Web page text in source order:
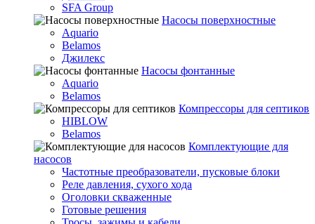
SFA Group
Насосы поверхностные
Aquario
Belamos
Джилекс
Насосы фонтанные
Aquario
Belamos
Компрессоры для септиков
HIBLOW
Belamos
Комплектующие для
насосов
Частотные преобразователи, пусковые блоки
Реле давления, сухого хода
Оголовки скваженные
Готовые решения